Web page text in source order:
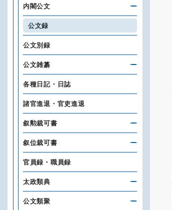
内閣公文
公文録
公文別録
公文雑纂
各種日記・日誌
諸官進退・官吏進退
叙勲裁可書
叙位裁可書
官員録・職員録
太政類典
公文類聚